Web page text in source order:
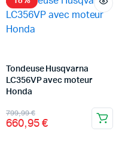
Tondeuse Husqvarna
LC356VP avec moteur
Honda
799,99€
Le
prix
660,95€
Le
prix